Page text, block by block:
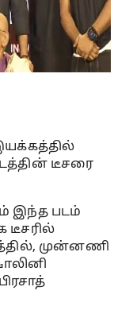
டீசரை
இந்த படம்
டீசரில்
முன்னணி